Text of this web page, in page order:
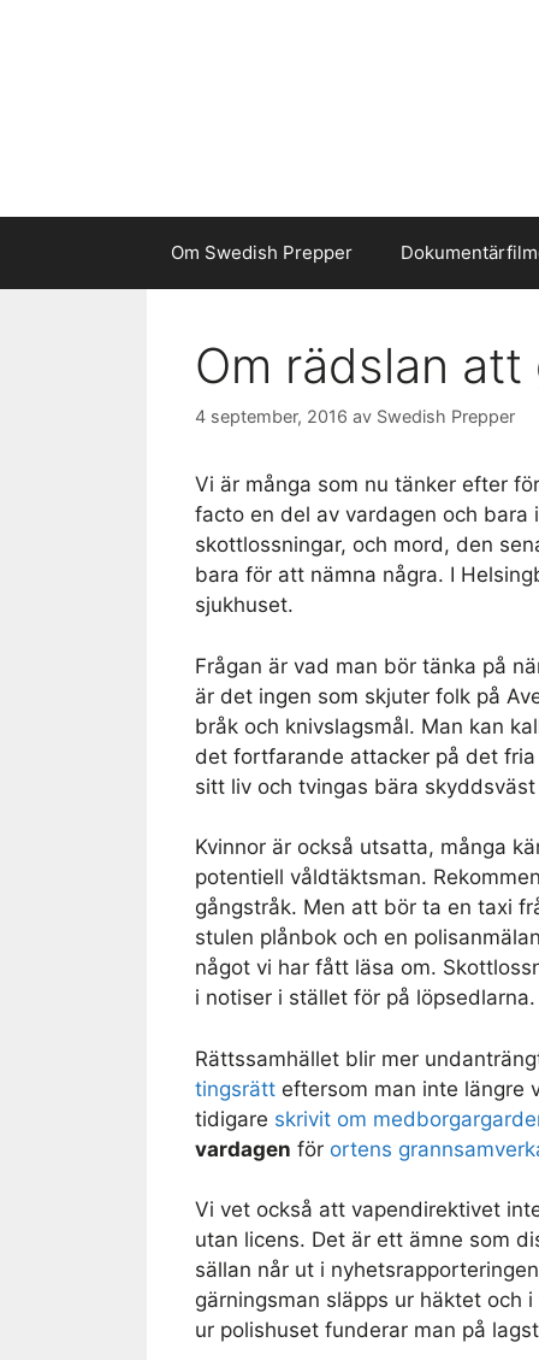
Om Swedish Prepper
Om rädslan
4 september, 2016 av Swedish Prepper
Vi är många som nu tänker efter
facto en del av vardagen och
skottlossningar, och mord, den
bara för att nämna några. I
sjukhuset.
Frågan är vad man bör tänka på
är det ingen som skjuter folk på
bråk och knivslagsmål. Man kan
det fortfarande attacker på det
sitt liv och tvingas bära
Kvinnor är också utsatta, många
potentiell våldtäktsman.
gångstråk. Men att bör ta en taxi
stulen plånbok och en
något vi har fått läsa om.
i notiser i stället för på löpsedlarna.
Rättssamhället blir mer
tingsrätt eftersom man inte längre
tidigare skrivit om
vardagen för ortens
Vi vet också att vapendirektivet
utan licens. Det är ett ämne som
sällan når ut i
gärningsman släpps ur häktet och
ur polishuset funderar man på